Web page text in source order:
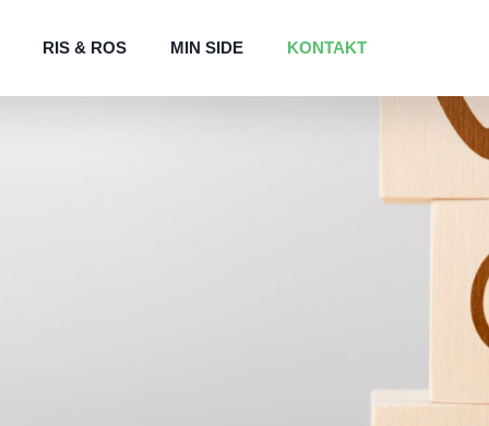
RIS & ROS MIN SIDE KONTAKT